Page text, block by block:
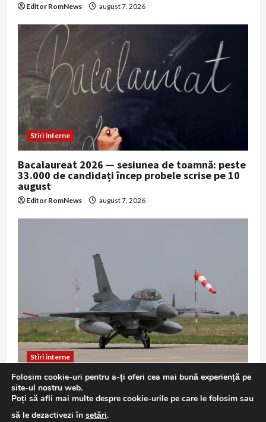
Editor RomNews august 7, 2026
Stiri interne
Bacalaureat 2026 — sesiunea de toamnă: peste
33.000 de candidați încep probele scrise pe 10
august
Editor RomNews august 7, 2026
Stiri interne
F-16 în misiune de Poliție Aeriană: exercițiu
demonstrativ la Baza 86 Borcea
Editor RomNews august 7, 2026
Folosim cookie-uri pentru a-ți oferi cea mai bună experiență pe
site-ul nostru web.
Poți să afli mai multe despre cookie-urile pe care le folosim sau
să le dezactivezi în setări.